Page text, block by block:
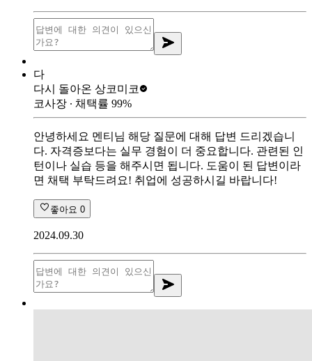
다
다시 돌아온 상코미코
코사장 ∙ 채택률 99%
안녕하세요 멘티님 해당 질문에 대해 답변 드리겠습니
다. 자격증보다는 실무 경험이 더 중요합니다. 관련된 인
턴이나 실습 등을 해주시면 됩니다. 도움이 된 답변이라
면 채택 부탁드려요! 취업에 성공하시길 바랍니다!
좋아요 0
2024.09.30